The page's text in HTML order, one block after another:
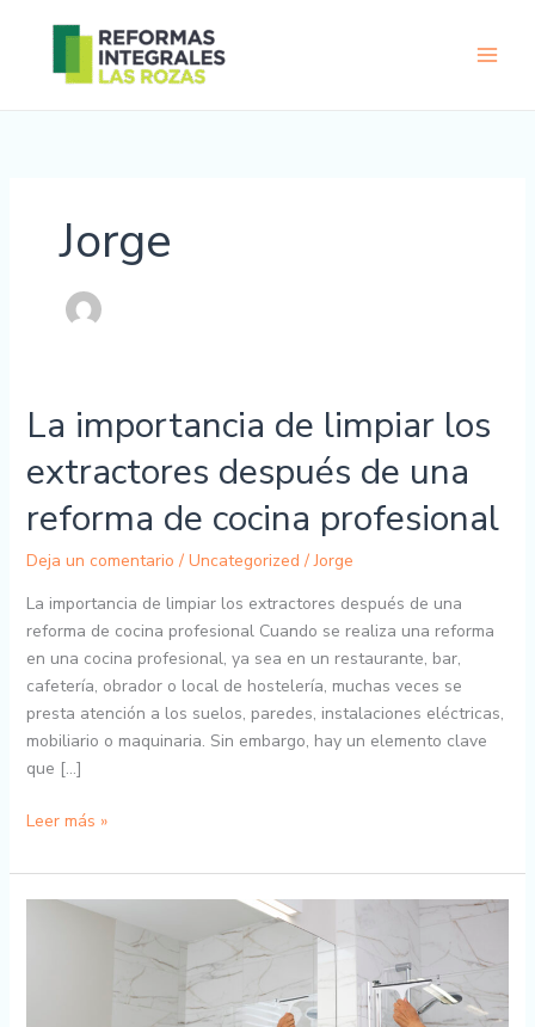
contenido
Jorge
La importancia de limpiar los
extractores después de una
reforma de cocina profesional
Deja un comentario / Uncategorized /Jorge
La importancia de limpiar los extractores después de una
reforma de cocina profesional Cuando se realiza una reforma
en una cocina profesional, ya sea en un restaurante, bar,
cafetería, obrador o local de hostelería, muchas veces se
presta atención a los suelos, paredes, instalaciones eléctricas,
mobiliario o maquinaria. Sin embargo, hay un elemento clave
que […]
La
importancia
de
los
extractores
de
una
reforma
de
cocina
profesional
Leer más »